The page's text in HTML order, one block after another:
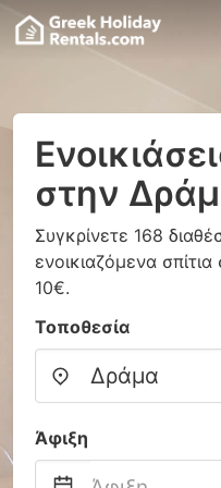
στην
Συγκρίνετε 168
ενοικιαζόμενα
10€.
Τοποθεσία
Άφιξη